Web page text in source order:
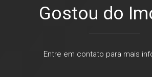
Gostou do
Entre em contato para mais